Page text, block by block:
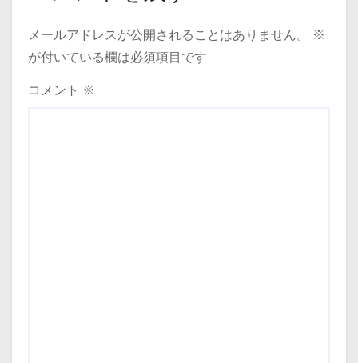
メールアドレスが公開されることはありません。
※
が付いている欄は必須項目です
コメント ※